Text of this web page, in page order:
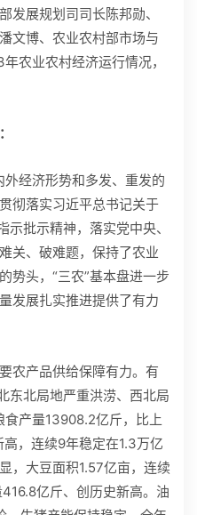
发展规划司司长陈邦勋、
文博、农业农村部市场与
农业农村经济运行情况，
经济形势和多发、重发的
彻落实习近平总书记关于
示批示精神，落实党中央、
关、破难题，保持了农业
势头，“三农”基本盘进一步
发展扎实推进提供了有力
农产品供给保障有力。有
东北局地严重洪涝、西北局
产量13908.2亿斤，比上
，连续9年稳定在1.3万亿
，大豆面积1.57亿亩，连续
亿斤、创历史新高。油